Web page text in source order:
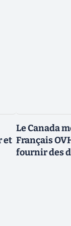
et
Le Canada
Français
fournir des